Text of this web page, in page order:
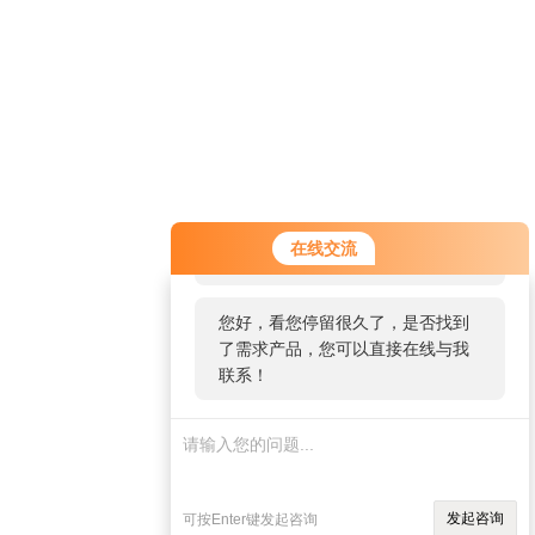
在线交流
您好！欢迎前来咨询，很高兴为您
服务，请问您要咨询什么问题呢？
您好，看您停留很久了，是否找到
了需求产品，您可以直接在线与我
联系！
可按Enter键发起咨询 发起咨询
在线留言
MESSAGES